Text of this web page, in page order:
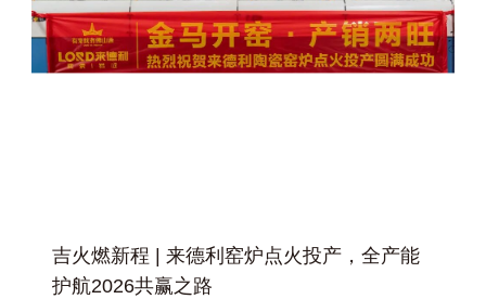
吉火燃新程 | 来德利窑炉点火投产，全产能
护航2026共赢之路